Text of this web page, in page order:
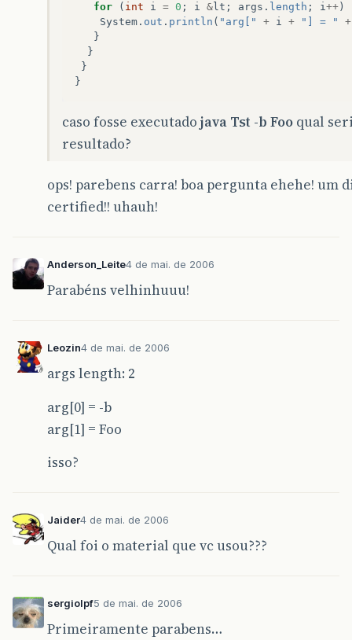
for
( int i = 0 ; i & lt ; args . length ; i++ )
System . out . println ( "arg[" + i + "] = "
+
}
}
}
}
caso fosse executado java Tst -b Foo qual
resultado?
ops! parebens carra! boa pergunta ehehe! um
certified!! uhauh!
Anderson_Leite4 de mai. de 2006
Parabéns velhinhuuu!
Leozin4 de mai. de 2006
args length: 2
arg[0] = -b
arg[1] = Foo
isso?
Jaider4 de mai. de 2006
Qual foi o material que vc usou???
sergiolpf5 de mai. de 2006
Primeiramente parabens…